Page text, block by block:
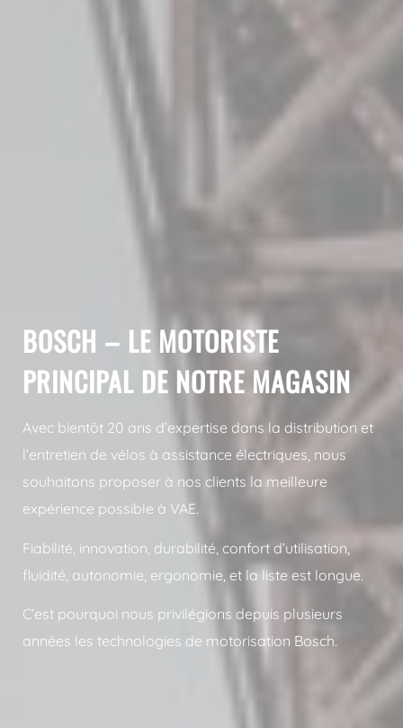
BOSCH – LE MOTORISTE
PRINCIPAL DE NOTRE MAGASIN
Avec bientôt 20 ans d’expertise dans la distribution et
l’entretien de vélos à assistance électriques, nous
souhaitons proposer à nos clients la meilleure
expérience possible à VAE.
Fiabilité, innovation, durabilité, confort d’utilisation,
fluidité, autonomie, ergonomie, et la liste est longue.
C’est pourquoi nous privilégions depuis plusieurs
années les technologies de motorisation Bosch.